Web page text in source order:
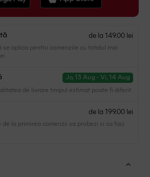
de la 149.00 lei
se aplica pentru comenzile cu totalul mai
Jo, 13 Aug - Vi, 14 Aug
de livrare timpul estimat poate fi diferit.
de la 199.00 lei
de la primirea comenzii sa probezi si sa faci